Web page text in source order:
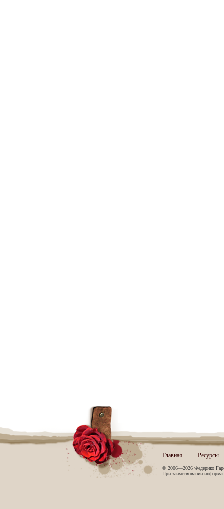
Главная Ресурсы
© 2006—2026 Федерико
При заимствовании